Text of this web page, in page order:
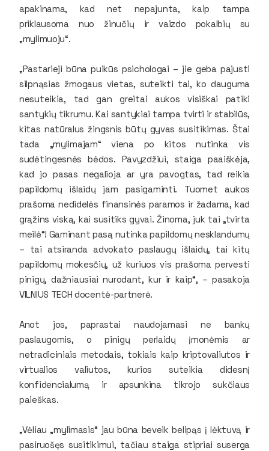
apakinama, kad net nepajunta, kaip tampa
priklausoma nuo žinučių ir vaizdo pokalbių su
„mylimuoju“.
„Pastarieji būna puikūs psichologai – jie geba pajusti
silpnąsias žmogaus vietas, suteikti tai, ko dauguma
nesuteikia, tad gan greitai aukos visiškai patiki
santykių tikrumu. Kai santykiai tampa tvirti ir stabilūs,
kitas natūralus žingsnis būtų gyvas susitikimas. Štai
tada „mylimajam“ viena po kitos nutinka vis
sudėtingesnės bėdos. Pavyzdžiui, staiga paaiškėja,
kad jo pasas negalioja ar yra pavogtas, tad reikia
papildomų išlaidų jam pasigaminti. Tuomet aukos
prašoma nedidelės finansinės paramos ir žadama, kad
grąžins viską, kai susitiks gyvai. Žinoma, juk tai „tvirta
meilė“! Gaminant pasą nutinka papildomų nesklandumų
– tai atsiranda advokato paslaugų išlaidų, tai kitų
papildomų mokesčių, už kuriuos vis prašoma pervesti
pinigų, dažniausiai nurodant, kur ir kaip“, – pasakoja
VILNIUS TECH docentė-partnerė.
Anot jos, paprastai naudojamasi ne bankų
paslaugomis, o pinigų perlaidų įmonėmis ar
netradiciniais metodais, tokiais kaip kriptovaliutos ir
virtualios valiutos, kurios suteikia didesnį
konfidencialumą ir apsunkina tikrojo sukčiaus
paieškas.
„Vėliau „mylimasis“ jau būna beveik belipąs į lėktuvą ir
pasiruošęs susitikimui, tačiau staiga stipriai suserga